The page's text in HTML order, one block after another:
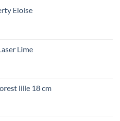
Eloise
Lime
lille 18 cm